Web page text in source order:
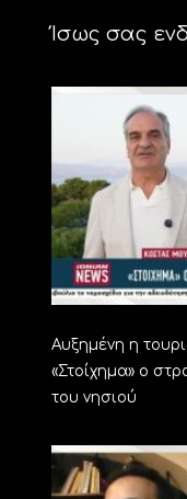
Ίσως σας
Αυξημένη η
«Στοίχημα» ο
του νησιού